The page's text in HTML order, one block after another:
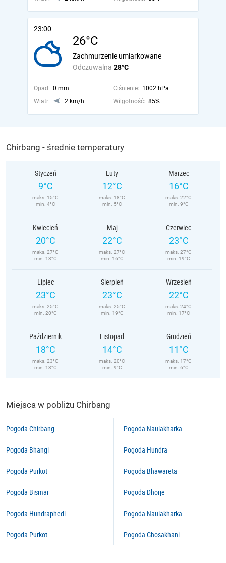
23:00
26°C
Odczuwalna 28°C
Zachmurzenie umiarkowane
Opad: 0 mm Ciśnienie: 1002 hPa
Wiatr:
2 km/h Wilgotność: 85%
Chirbang - średnie temperatury
Styczeń
9°C
maks. 15°C
min. 4°C
Luty
12°C
maks. 18°C
min. 5°C
Marzec
16°C
maks. 22°C
min. 9°C
Kwiecień
20°C
maks. 27°C
min. 13°C
Maj
22°C
maks. 27°C
min. 16°C
Czerwiec
23°C
maks. 27°C
min. 19°C
Lipiec
23°C
maks. 25°C
min. 20°C
Sierpień
23°C
maks. 25°C
min. 19°C
Wrzesień
22°C
maks. 24°C
min. 17°C
Październik
18°C
maks. 23°C
min. 13°C
Listopad
14°C
maks. 20°C
min. 9°C
Grudzień
11°C
maks. 17°C
min. 6°C
Miejsca w pobliżu Chirbang
Pogoda Chirbang
Pogoda Bhangi
Pogoda Purkot
Pogoda Bismar
Pogoda Hundraphedi
Pogoda Purkot
Pogoda Naulakharka
Pogoda Hundra
Pogoda Bhawareta
Pogoda Dhorje
Pogoda Naulakharka
Pogoda Ghosakhani